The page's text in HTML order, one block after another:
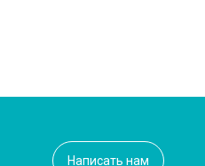
Написать нам